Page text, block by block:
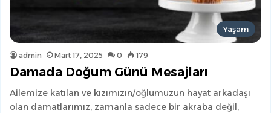
Yaşam
admin Mart 17, 2025 0 179
Damada Doğum Günü Mesajları
Ailemize katılan ve kızımızın/oğlumuzun hayat arkadaşı
olan damatlarımız, zamanla sadece bir akraba değil,